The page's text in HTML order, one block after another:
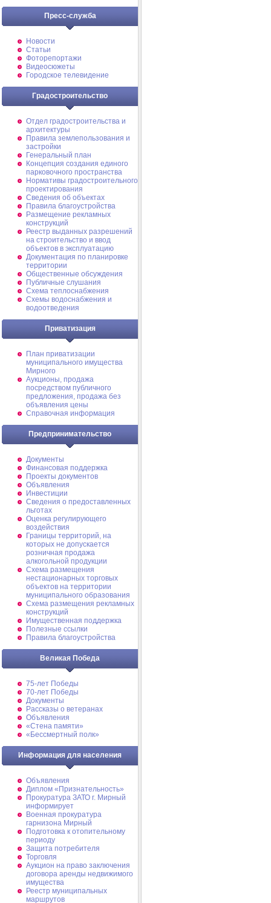
Пресс-служба
Новости
Статьи
Фоторепортажи
Видеосюжеты
Городское телевидение
Градостроительство
Отдел градостроительства и
архитектуры
Правила землепользования и
застройки
Генеральный план
Концепция создания единого
парковочного пространства
Нормативы градостроительного
проектирования
Сведения об объектах
Правила благоустройства
Размещение рекламных
конструкций
Реестр выданных разрешений
на строительство и ввод
объектов в эксплуатацию
Документация по планировке
территории
Общественные обсуждения
Публичные слушания
Схема теплоснабжения
Схемы водоснабжения и
водоотведения
Приватизация
План приватизации
муниципального имущества
Мирного
Аукционы, продажа
посредством публичного
предложения, продажа без
объявления цены
Справочная информация
Предпринимательство
Документы
Финансовая поддержка
Проекты документов
Объявления
Инвестиции
Сведения о предоставленных
льготах
Оценка регулирующего
воздействия
Границы территорий, на
которых не допускается
розничная продажа
алкогольной продукции
Схема размещения
нестационарных торговых
объектов на территории
муниципального образования
Схема размещения рекламных
конструкций
Имущественная поддержка
Полезные ссылки
Правила благоустройства
Великая Победа
75-лет Победы
70-лет Победы
Документы
Рассказы о ветеранах
Объявления
«Стена памяти»
«Бессмертный полк»
Информация для населения
Объявления
Диплом «Признательность»
Прокуратура ЗАТО г. Мирный
информирует
Военная прокуратура
гарнизона Мирный
Подготовка к отопительному
периоду
Защита потребителя
Торговля
Аукцион на право заключения
договора аренды недвижимого
имущества
Реестр муниципальных
маршрутов